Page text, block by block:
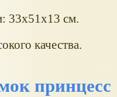
33х51х13 см.
качества.
принцесс